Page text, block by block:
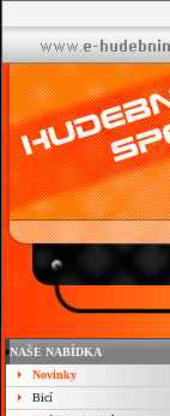
NAŠE NABÍDKA
Novinky
Bicí